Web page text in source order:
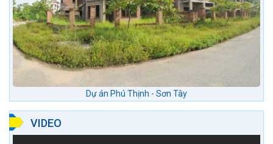
Dự án Phú Thịnh - Sơn Tây
VIDEO